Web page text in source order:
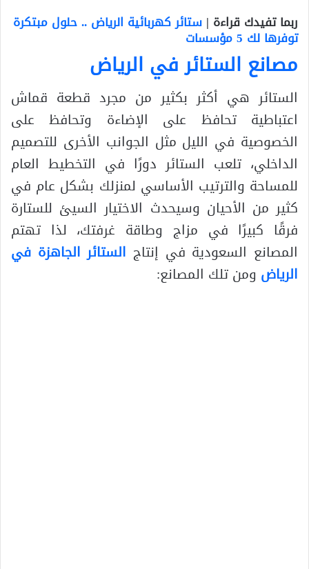
ربما تفيدك قراءة | ستائر كهربائية الرياض .. حلول مبتكرة
توفرها لك 5 مؤسسات
مصانع الستائر في الرياض
الستائر هي أكثر بكثير من مجرد قطعة قماش
اعتباطية تحافظ على الإضاءة وتحافظ على
الخصوصية في الليل مثل الجوانب الأخرى للتصميم
الداخلي، تلعب الستائر دورًا في التخطيط العام
للمساحة والترتيب الأساسي لمنزلك بشكل عام في
كثير من الأحيان وسيحدث الاختيار السيئ للستارة
فرقًا كبيرًا في مزاج وطاقة غرفتك، لذا تهتم
المصانع السعودية في إنتاج الستائر الجاهزة في
الرياض ومن تلك المصانع: